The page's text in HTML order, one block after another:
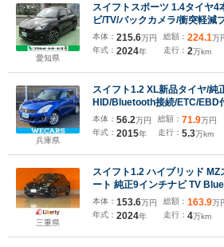
愛知県
スイフトスポーツ 1.4タイヤ4
ビ/TV/バックカメラ/衝突軽減
ン/スマートキー/ETC/LEDヘ
プ/シートヒーター
本体： 215.6万円
年式： 2024年
総額： 224.1万
走行： 2万km
兵庫県
スイフト1.2 XL新品タイヤ/純
HID/Bluetooth接続/ETC/EBD
フルセグTV/DVD/エアバッグ
席
本体： 56.2万円
年式： 2015年
総額： 71.9万円
走行： 5.3万km
三重県
スイフト1.2 ハイブリッド
ート 純正9インチナビ TV
ラ アダプティブクルーズコン
ー LEDヘッドライト スマート
革巻きステアリング 純正アルミ
本体： 153.6万円
年式： 2024年
総額： 163.9万
走行： 4万km